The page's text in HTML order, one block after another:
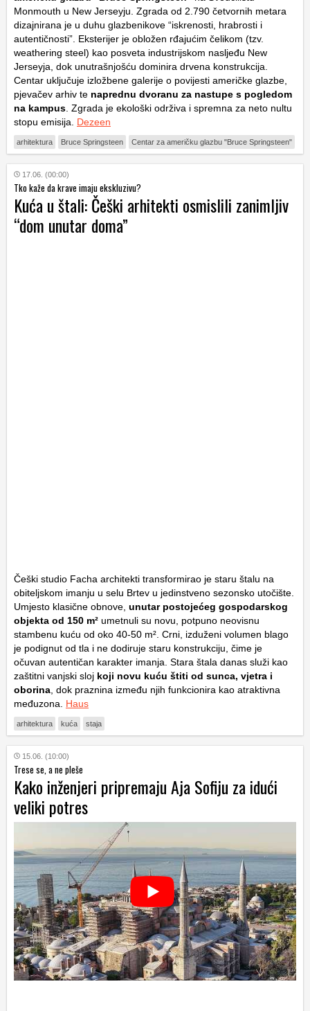
Monmouth u New Jerseyju. Zgrada od 2.790 četvornih metara
dizajnirana je u duhu glazbenikove “iskrenosti, hrabrosti i
autentičnosti”. Eksterijer je obložen rđajućim čelikom (tzv.
weathering steel) kao posveta industrijskom nasljeđu New
Jerseyja, dok unutrašnjošću dominira drvena konstrukcija.
Centar uključuje izložbene galerije o povijesti američke glazbe,
pjevačev arhiv te naprednu dvoranu za nastupe s pogledom
na kampus . Zgrada je ekološki održiva i spremna za neto nultu
stopu emisija. Dezeen
arhitektura Bruce Springsteen Centar za američku glazbu "Bruce Springsteen"
17.06. (00:00)
Tko kaže da krave imaju ekskluzivu?
Kuća u štali: Češki arhitekti osmislili zanimljiv
“dom unutar doma”
Češki studio Facha architekti transformirao je staru štalu na
obiteljskom imanju u selu Brtev u jedinstveno sezonsko utočište.
Umjesto klasične obnove, unutar postojećeg gospodarskog
objekta od 150 m² umetnuli su novu, potpuno neovisnu
stambenu kuću od oko 40-50 m². Crni, izduženi volumen blago
je podignut od tla i ne dodiruje staru konstrukciju, čime je
očuvan autentičan karakter imanja. Stara štala danas služi kao
zaštitni vanjski sloj koji novu kuću štiti od sunca, vjetra i
oborina , dok praznina između njih funkcionira kao atraktivna
međuzona. Haus
arhitektura kuća staja
15.06. (10:00)
Trese se, a ne pleše
Kako inženjeri pripremaju Aja Sofiju za idući
veliki potres